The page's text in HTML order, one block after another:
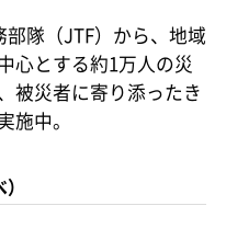
隊（JTF）から、地域
心とする約1万人の災
被災者に寄り添ったき
施中。